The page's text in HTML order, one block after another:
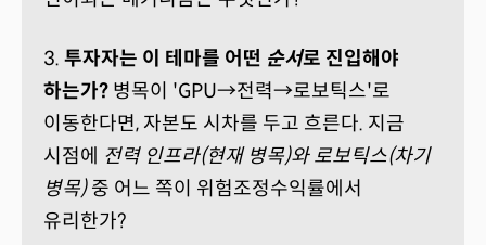
3. 투자자는 이 테마를 어떤 순서로 진입해야
하는가? 병목이 'GPU→전력→로보틱스'로
이동한다면, 자본도 시차를 두고 흐른다. 지금
시점에 전력 인프라(현재 병목)와 로보틱스(차기
병목)중 어느 쪽이 위험조정수익률에서
유리한가?